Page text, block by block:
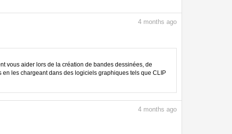
4 months ago
vous aider lors de la création de bandes dessinées, de
les chargeant dans des logiciels graphiques tels que CLIP
4 months ago